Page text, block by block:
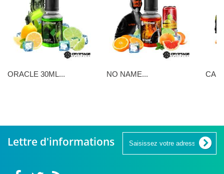
ORACLE 30ML... NO NAME...
Lettre d'informations